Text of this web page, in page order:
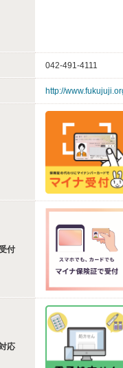
042-491-4111
http://
付
応